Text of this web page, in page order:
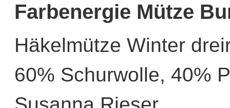
Farbenergie Mütze
Häkelmütze Winter
60% Schurwolle, 40%